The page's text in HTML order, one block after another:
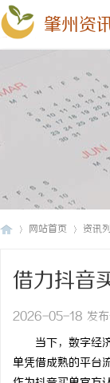
肇州资
网站首页 资讯
借力抖音
长快车道
2026-05-18 发布
当下，数字经济
单凭借成熟的平台